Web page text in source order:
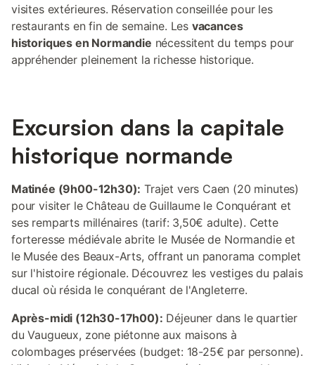
visites extérieures. Réservation conseillée pour les
restaurants en fin de semaine. Les vacances
historiques en Normandie nécessitent du temps pour
appréhender pleinement la richesse historique.
Excursion dans la capitale
historique normande
Matinée (9h00-12h30): Trajet vers Caen (20 minutes)
pour visiter le Château de Guillaume le Conquérant et
ses remparts millénaires (tarif: 3,50€ adulte). Cette
forteresse médiévale abrite le Musée de Normandie et
le Musée des Beaux-Arts, offrant un panorama complet
sur l'histoire régionale. Découvrez les vestiges du palais
ducal où résida le conquérant de l'Angleterre.
Après-midi (12h30-17h00): Déjeuner dans le quartier
du Vaugueux, zone piétonne aux maisons à
colombages préservées (budget: 18-25€ par personne).